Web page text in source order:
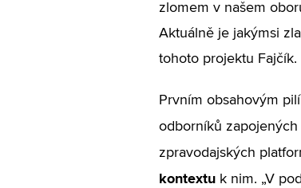
zlomem v našem
Aktuálně je jakýmsi
tohoto projektu Fajčík.
Prvním obsahovým
odborníků
zpravodajských
kontextu k nim. „V